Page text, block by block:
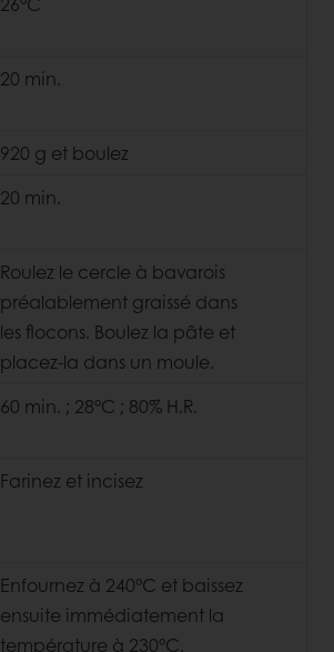
20 min.
920 g et boulez
20 min.
Roulez le cercle à bavarois
préalablement graissé dans
les flocons. Boulez la pâte et
placez-la dans un moule.
60 min. ; 28°C ; 80% H.R.
Farinez et incisez
Enfournez à 240°C et baissez
ensuite immédiatement la
température à 230°C.